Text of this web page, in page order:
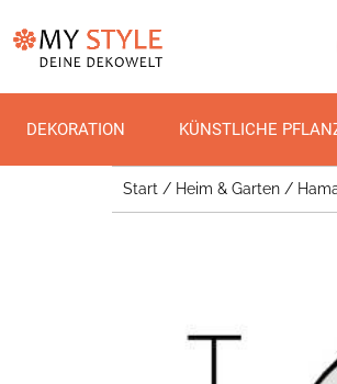
DEKORATION KÜNSTLICHE
Start / Heim & Garten /